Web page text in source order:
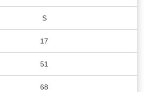
S
17
51
68